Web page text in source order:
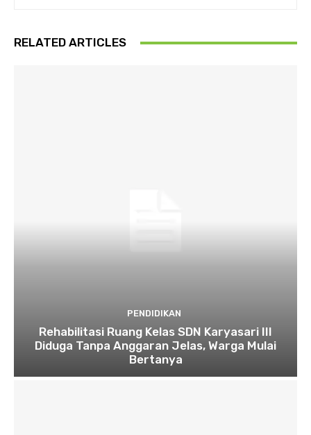
RELATED ARTICLES
PENDIDIKAN
Rehabilitasi Ruang Kelas SDN Karyasari III
Diduga Tanpa Anggaran Jelas, Warga Mulai
Bertanya